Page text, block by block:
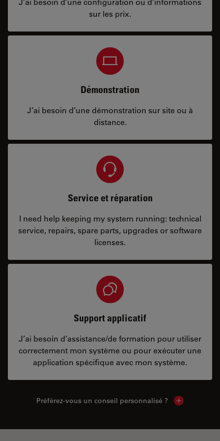
sur les prix.
Démonstration
J’ai besoin d’une démonstration sur site ou à
distance.
Service et réparation
I need help keeping my system running: technical
service, repairs, spare parts, upgrades or software
licenses.
Support applicatif
J’ai besoin d’assistance/de formation pour utiliser
correctement mon système ou pour exécuter une
application spécifique avec mon système.
Préférez-vous un conseil personnalisé ? Show local